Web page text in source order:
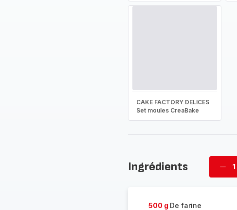
CAKE FACTORY DELICES
Set moules CreaBake
Ingrédients
500 g De farine